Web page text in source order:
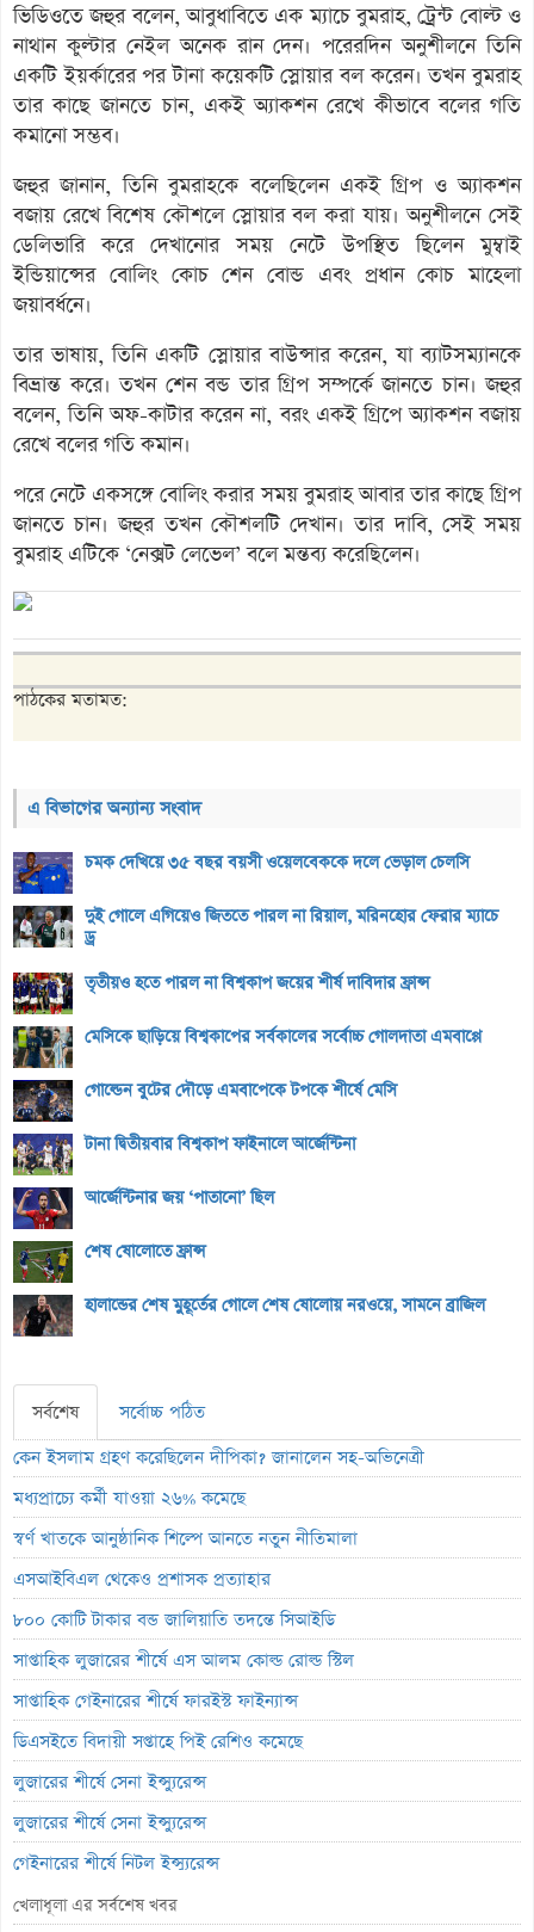
ভিডিওতে জহুর বলেন, আবুধাবিতে এক ম্যাচে বুমরাহ, ট্রেন্ট বোল্ট ও
নাথান কুল্টার নেইল অনেক রান দেন। পরেরদিন অনুশীলনে তিনি
একটি ইয়র্কারের পর টানা কয়েকটি স্লোয়ার বল করেন। তখন বুমরাহ
তার কাছে জানতে চান, একই অ্যাকশন রেখে কীভাবে বলের গতি
কমানো সম্ভব।
জহুর জানান, তিনি বুমরাহকে বলেছিলেন একই গ্রিপ ও অ্যাকশন
বজায় রেখে বিশেষ কৌশলে স্লোয়ার বল করা যায়। অনুশীলনে সেই
ডেলিভারি করে দেখানোর সময় নেটে উপস্থিত ছিলেন মুম্বাই
ইন্ডিয়ান্সের বোলিং কোচ শেন বোন্ড এবং প্রধান কোচ মাহেলা
জয়াবর্ধনে।
তার ভাষায়, তিনি একটি স্লোয়ার বাউন্সার করেন, যা ব্যাটসম্যানকে
বিভ্রান্ত করে। তখন শেন বন্ড তার গ্রিপ সম্পর্কে জানতে চান। জহুর
বলেন, তিনি অফ-কাটার করেন না, বরং একই গ্রিপে অ্যাকশন বজায়
রেখে বলের গতি কমান।
পরে নেটে একসঙ্গে বোলিং করার সময় বুমরাহ আবার তার কাছে গ্রিপ
জানতে চান। জহুর তখন কৌশলটি দেখান। তার দাবি, সেই সময়
বুমরাহ এটিকে ‘নেক্সট লেভেল’ বলে মন্তব্য করেছিলেন।
পাঠকের মতামত:
এ বিভাগের অন্যান্য সংবাদ
চমক দেখিয়ে ৩৫ বছর বয়সী ওয়েলবেককে দলে ভেড়াল চেলসি
দুই গোলে এগিয়েও জিততে পারল না রিয়াল, মরিনহোর ফেরার ম্যাচে
ড্র
তৃতীয়ও হতে পারল না বিশ্বকাপ জয়ের শীর্ষ দাবিদার ফ্রান্স
মেসিকে ছাড়িয়ে বিশ্বকাপের সর্বকালের সর্বোচ্চ গোলদাতা এমবাপ্পে
গোল্ডেন বুটের দৌড়ে এমবাপেকে টপকে শীর্ষে মেসি
টানা দ্বিতীয়বার বিশ্বকাপ ফাইনালে আর্জেন্টিনা
আর্জেন্টিনার জয় ‘পাতানো’ ছিল
শেষ ষোলোতে ফ্রান্স
হালান্ডের শেষ মুহূর্তের গোলে শেষ ষোলোয় নরওয়ে, সামনে ব্রাজিল
সর্বশেষ
সর্বোচ্চ পঠিত
কেন ইসলাম গ্রহণ করেছিলেন দীপিকা? জানালেন সহ-অভিনেত্রী
মধ্যপ্রাচ্যে কর্মী যাওয়া ২৬% কমেছে
স্বর্ণ খাতকে আনুষ্ঠানিক শিল্পে আনতে নতুন নীতিমালা
এসআইবিএল থেকেও প্রশাসক প্রত্যাহার
৮০০ কোটি টাকার বন্ড জালিয়াতি তদন্তে সিআইডি
সাপ্তাহিক লুজারের শীর্ষে এস আলম কোল্ড রোল্ড স্টিল
সাপ্তাহিক গেইনারের শীর্ষে ফারইস্ট ফাইন্যান্স
ডিএসইতে বিদায়ী সপ্তাহে পিই রেশিও কমেছে
লুজারের শীর্ষে সেনা ইন্স্যুরেন্স
লুজারের শীর্ষে সেনা ইন্স্যুরেন্স
গেইনারের শীর্ষে নিটল ইন্স্যুরেন্স
এসবিএসি ব্যাংকের পরিচালক ১.৮০ কোটি শেয়ার বেচবে
খেলাধূলা এর সর্বশেষ খবর